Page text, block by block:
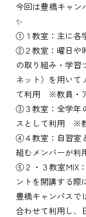
今回は豊橋キャン
✨
①１教室：主に各
②２教室：曜日や
の取り組み・学習
ネット）を用いて
て利用 ※教員・
③３教室：全学年
スとして利用 ※
④４教室：自習室
組むメンバーが利
⑤２・３教室MIX
ントを開講する際
豊橋キャンパスで
合わせて利用し、